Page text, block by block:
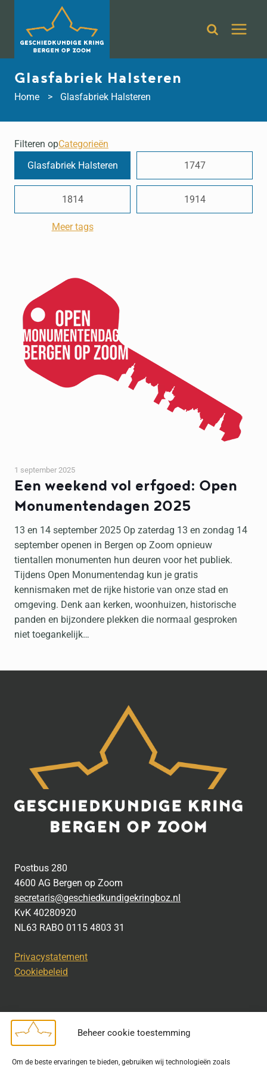
Beheer cookie toestemming
Om de beste ervaringen te bieden, gebruiken wij technologieën zoals
inhoud
Glasfabriek Halsteren
Home Glasfabriek Halsteren
Filteren opCategorieën
Glasfabriek Halsteren
1747
1814 1914
Meer tags
Een weekend vol erfgoed: Open
Monumentendagen 2025
1 september 2025
13 en 14 september 2025 Op zaterdag 13 en zondag 14
september openen in Bergen op Zoom opnieuw
tientallen monumenten hun deuren voor het publiek.
Tijdens Open Monumentendag kun je gratis
kennismaken met de rijke historie van onze stad en
omgeving. Denk aan kerken, woonhuizen, historische
panden en bijzondere plekken die normaal gesproken
niet toegankelijk…
Postbus 280
4600 AG Bergen op Zoom
secretaris@geschiedkundigekringboz.nl
KvK 40280920
NL63 RABO 0115 4803 31
Privacystatement
Cookiebeleid